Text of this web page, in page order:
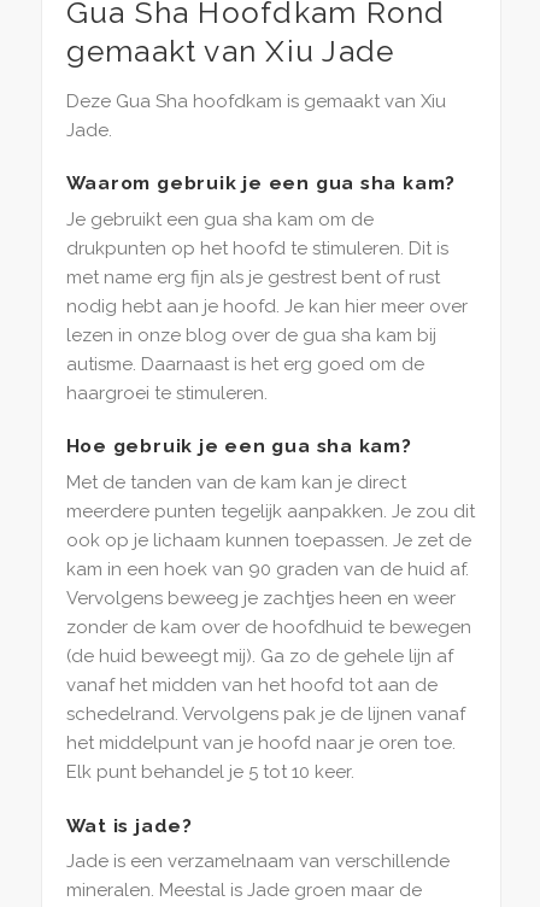
was:
€16,95.
is:
€14,95.
Gua Sha Hoofdkam Rond
gemaakt van Xiu Jade
Deze Gua Sha hoofdkam is gemaakt van Xiu
Jade.
Waarom gebruik je een gua sha kam?
Je gebruikt een gua sha kam om de
drukpunten op het hoofd te stimuleren. Dit is
met name erg fijn als je gestrest bent of rust
nodig hebt aan je hoofd. Je kan hier meer over
lezen in onze blog over de gua sha kam bij
autisme. Daarnaast is het erg goed om de
haargroei te stimuleren.
Hoe gebruik je een gua sha kam?
Met de tanden van de kam kan je direct
meerdere punten tegelijk aanpakken. Je zou dit
ook op je lichaam kunnen toepassen. Je zet de
kam in een hoek van 90 graden van de huid af.
Vervolgens beweeg je zachtjes heen en weer
zonder de kam over de hoofdhuid te bewegen
(de huid beweegt mij). Ga zo de gehele lijn af
vanaf het midden van het hoofd tot aan de
schedelrand. Vervolgens pak je de lijnen vanaf
het middelpunt van je hoofd naar je oren toe.
Elk punt behandel je 5 tot 10 keer.
Wat is jade?
Jade is een verzamelnaam van verschillende
mineralen. Meestal is Jade groen maar de